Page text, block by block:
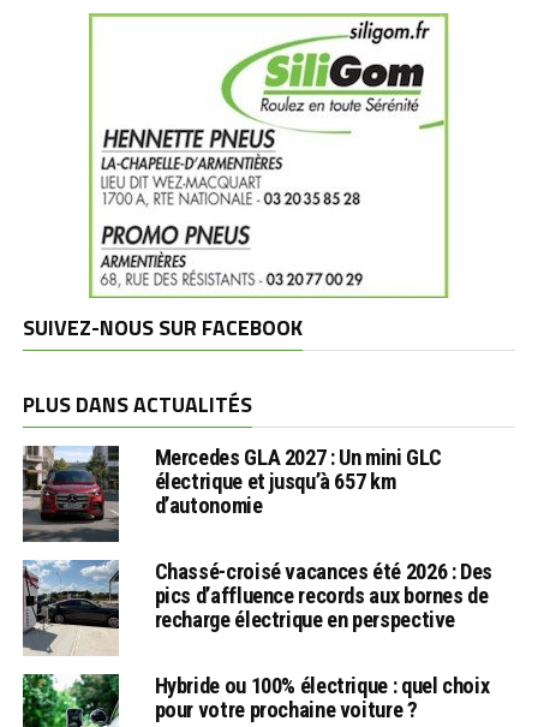
SUIVEZ-NOUS SUR FACEBOOK
PLUS DANS ACTUALITÉS
Mercedes GLA 2027 : Un mini GLC
électrique et jusqu’à 657 km
d’autonomie
Chassé-croisé vacances été 2026 : Des
pics d’affluence records aux bornes de
recharge électrique en perspective
Hybride ou 100% électrique : quel choix
pour votre prochaine voiture ?